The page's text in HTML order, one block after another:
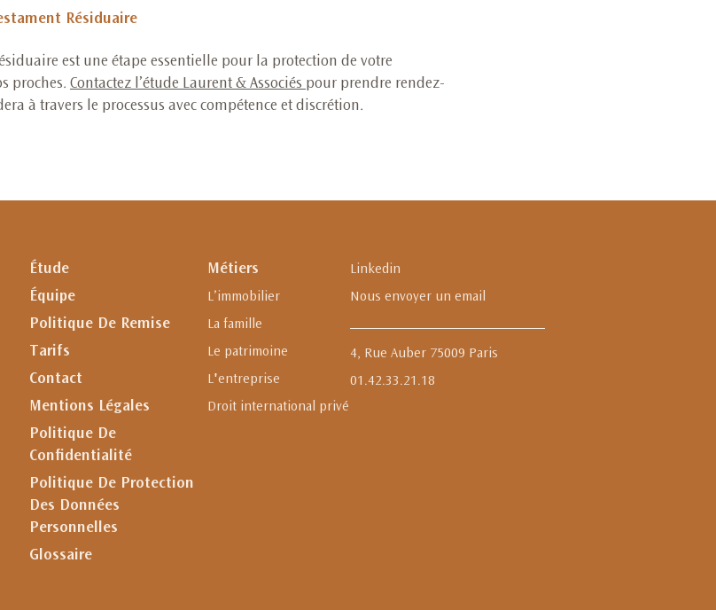
Résiduaire
est une étape essentielle pour la protection de votre
proches. Contactez l’étude Laurent & Associés pour prendre rendez-
à travers le processus avec compétence et discrétion.
Étude
Équipe
Politique De Remise
Tarifs
Contact
Mentions Légales
Politique De
Confidentialité
Politique De Protection
Des Données
Personnelles
Glossaire
Métiers
L’immobilier
La famille
Le patrimoine
L'entreprise
Droit international privé
Linkedin
Nous envoyer un email
4, Rue Auber 75009 Paris
01.42.33.21.18